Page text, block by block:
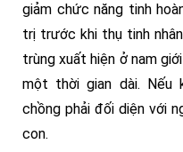
giảm chức năng tinh
trị trước khi thụ tinh
trùng xuất hiện ở nam
một thời gian dài. Nếu
chồng phải đối diện với
con.